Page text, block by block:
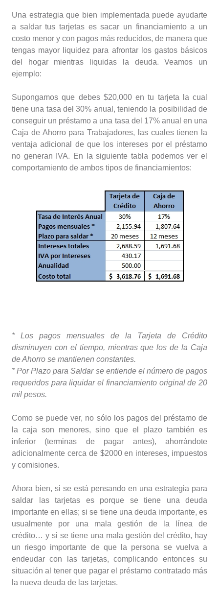
Una estrategia que bien implementada puede ayudarte
a saldar tus tarjetas es sacar un financiamiento a un
costo menor y con pagos más reducidos, de manera que
tengas mayor liquidez para afrontar los gastos básicos
del hogar mientras liquidas la deuda. Veamos un
ejemplo:
Supongamos que debes $20,000 en tu tarjeta la cual
tiene una tasa del 30% anual, teniendo la posibilidad de
conseguir un préstamo a una tasa del 17% anual en una
Caja de Ahorro para Trabajadores, las cuales tienen la
ventaja adicional de que los intereses por el préstamo
no generan IVA. En la siguiente tabla podemos ver el
comportamiento de ambos tipos de financiamientos:
* Los pagos mensuales de la Tarjeta de Crédito
disminuyen con el tiempo, mientras que los de la Caja
de Ahorro se mantienen constantes.
* Por Plazo para Saldar se entiende el número de pagos
requeridos para liquidar el financiamiento original de 20
mil pesos.
Como se puede ver, no sólo los pagos del préstamo de
la caja son menores, sino que el plazo también es
inferior (terminas de pagar antes), ahorrándote
adicionalmente cerca de $2000 en intereses, impuestos
y comisiones.
Ahora bien, si se está pensando en una estrategia para
saldar las tarjetas es porque se tiene una deuda
importante en ellas; si se tiene una deuda importante, es
usualmente por una mala gestión de la línea de
crédito… y si se tiene una mala gestión del crédito, hay
un riesgo importante de que la persona se vuelva a
endeudar con las tarjetas, complicando entonces su
situación al tener que pagar el préstamo contratado más
la nueva deuda de las tarjetas.